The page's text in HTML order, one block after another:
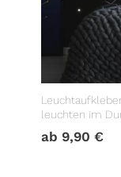
leuchten im
ab 9,90 €